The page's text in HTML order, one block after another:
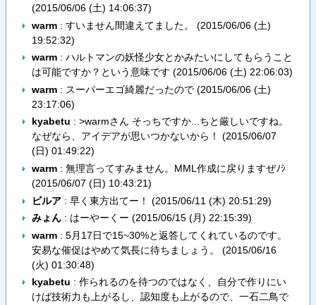
(2015/06/06 (土) 14:06:37)
warm: すいません間違えてました。 (2015/06/06 (土)
19:52:32)
warm: ハルトマンの妖怪少女とかみたいにしてもらうこと
は可能ですか？という意味です (2015/06/06 (土) 22:06:03)
warm: スーパーエゴ綺麗だったので (2015/06/06 (土)
23:17:06)
kyabetu : >warmさん そっちですか...ちと厳しいですね。
なぜなら、アイデアが思いつかないから！ (2015/06/07
(日) 01:49:22)
warm: 無理言ってすみません。MML作成に戻りますぜﾉｼ
(2015/06/07 (日) 10:43:21)
ビルア: 早く東方出てー！ (2015/06/11 (木) 20:51:29)
みょん: はーやーくー (2015/06/15 (月) 22:15:39)
warm: 5月17日で15~30%と返答してくれているのです。
安易な催促はやめて気長に待ちましょう。 (2015/06/16
(火) 01:30:48)
kyabetu : 作られるのを待つのではなく、自分で作りにい
けば技術力も上がるし、認知度も上がるので、一石二鳥で